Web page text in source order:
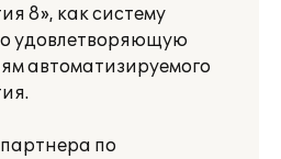
8», как систему
удовлетворяющую
автоматизируемого
партнера по